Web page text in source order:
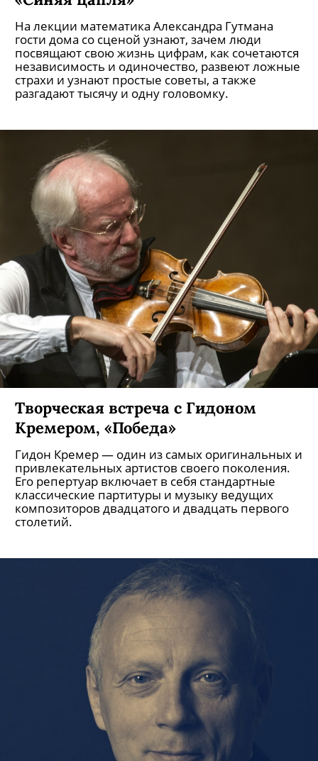
Лекция «Вся правда о математике»,
«Синяя цапля»
На лекции математика Александра Гутмана
гости дома со сценой узнают, зачем люди
посвящают свою жизнь цифрам, как сочетаются
независимость и одиночество, развеют ложные
страхи и узнают простые советы, а также
разгадают тысячу и одну головомку.
Творческая встреча с Гидоном
Кремером, «Победа»
Гидон Кремер — один из самых оригинальных и
привлекательных артистов своего поколения.
Его репертуар включает в себя стандартные
классические партитуры и музыку ведущих
композиторов двадцатого и двадцать первого